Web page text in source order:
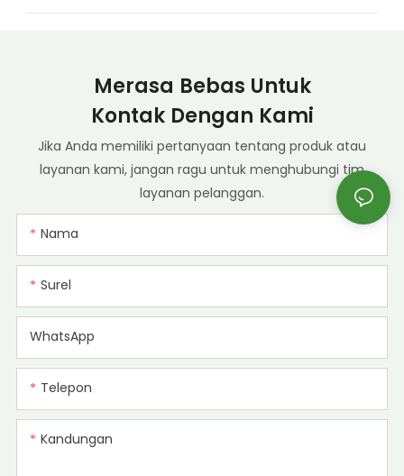
Merasa Bebas Untuk
Kontak Dengan Kami
Jika Anda memiliki pertanyaan tentang produk atau
layanan kami, jangan ragu untuk menghubungi tim
layanan pelanggan.
Nama
Surel
WhatsApp
Telepon
Kandungan